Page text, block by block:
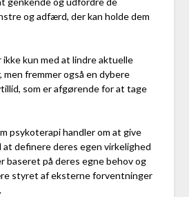
og adfærd, der kan holde dem
kun med at lindre aktuelle
fremmer også en dybere
som er afgørende for at tage
psykoterapi handler om at give
definere deres egen virkelighed
på deres egne behov og
styret af eksterne forventninger